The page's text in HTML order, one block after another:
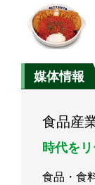
媒体情報
食品産
時代を
食品・食